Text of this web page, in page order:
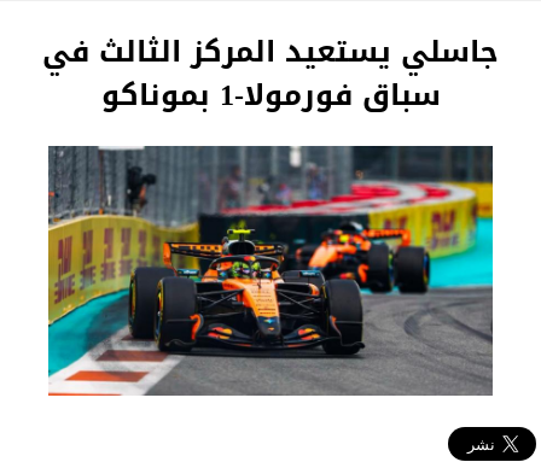
جاسلي يستعيد المركز الثالث في
سباق فورمولا-1 بموناكو